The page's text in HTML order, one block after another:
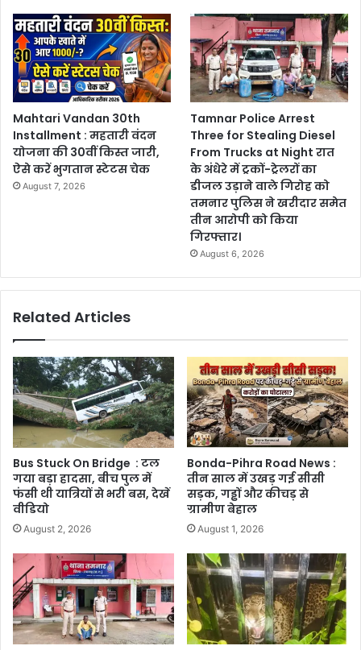
Mahtari Vandan 30th
Installment : महतारी वंदन
योजना की 30वीं किस्त जारी,
ऐसे करें भुगतान स्टेटस चेक
August 7, 2026
Tamnar Police Arrest
Three for Stealing Diesel
From Trucks at Night रात
के अंधेरे में ट्रकों-ट्रेलरों का
डीजल उड़ाने वाले गिरोह को
तमनार पुलिस ने खरीदार समेत
तीन आरोपी को किया
गिरफ्तार।
August 6, 2026
Related Articles
Bus Stuck On Bridge : टल
गया बड़ा हादसा, बीच पुल में
फंसी थी यात्रियों से भरी बस, देखें
वीडियो
August 2, 2026
Bonda-Pihra Road News :
तीन साल में उखड़ गई सीसी
सड़क, गड्ढों और कीचड़ से
ग्रामीण बेहाल
August 1, 2026